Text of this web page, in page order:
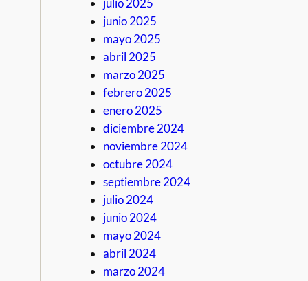
julio 2025
junio 2025
mayo 2025
abril 2025
marzo 2025
febrero 2025
enero 2025
diciembre 2024
noviembre 2024
octubre 2024
septiembre 2024
julio 2024
junio 2024
mayo 2024
abril 2024
marzo 2024